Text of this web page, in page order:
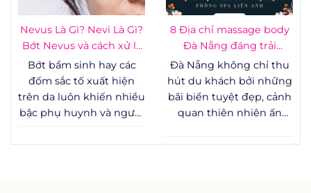
tay, thường tạo ra những
rào cản tâm lý lớn.
Không chỉ ảnh hưởng
đến yếu tố thẩm mỹ,
một số trường hợp bớt
mạch máu còn liên quan
đến các vấn đề y khoa
cần được theo dõi sát
Nevus Là Gì? Nevi Là Gì?
Bớt Nevus và cách xử lý
an toàn
Bớt bẩm sinh hay các
đốm sắc tố xuất hiện
trên da luôn khiến nhiều
bậc phụ huynh và người
khoăn: đây là hiện tượng
8 Địa chỉ massage body
Đà Nẵng đáng trải
nghiệm
Đà Nẵng không chỉ thu
hút du khách bởi những
bãi biển tuyệt đẹp, cảnh
quan thiên nhiên ấn
năng động, mà còn là